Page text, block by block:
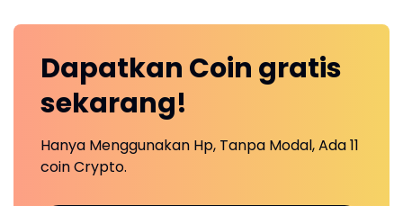
Dapatkan Coin gratis
sekarang!
Hanya Menggunakan Hp, Tanpa Modal, Ada 11
coin Crypto.